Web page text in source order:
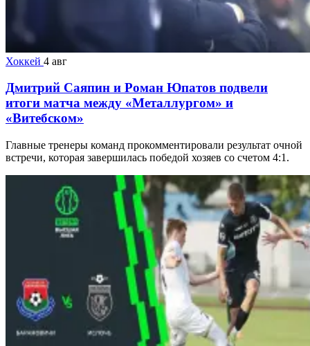
Хоккей 4 авг
Дмитрий Саяпин и Роман Юпатов подвели
итоги матча между «Металлургом» и
«Витебском»
Главные тренеры команд прокомментировали результат очной
встречи, которая завершилась победой хозяев со счетом 4:1.